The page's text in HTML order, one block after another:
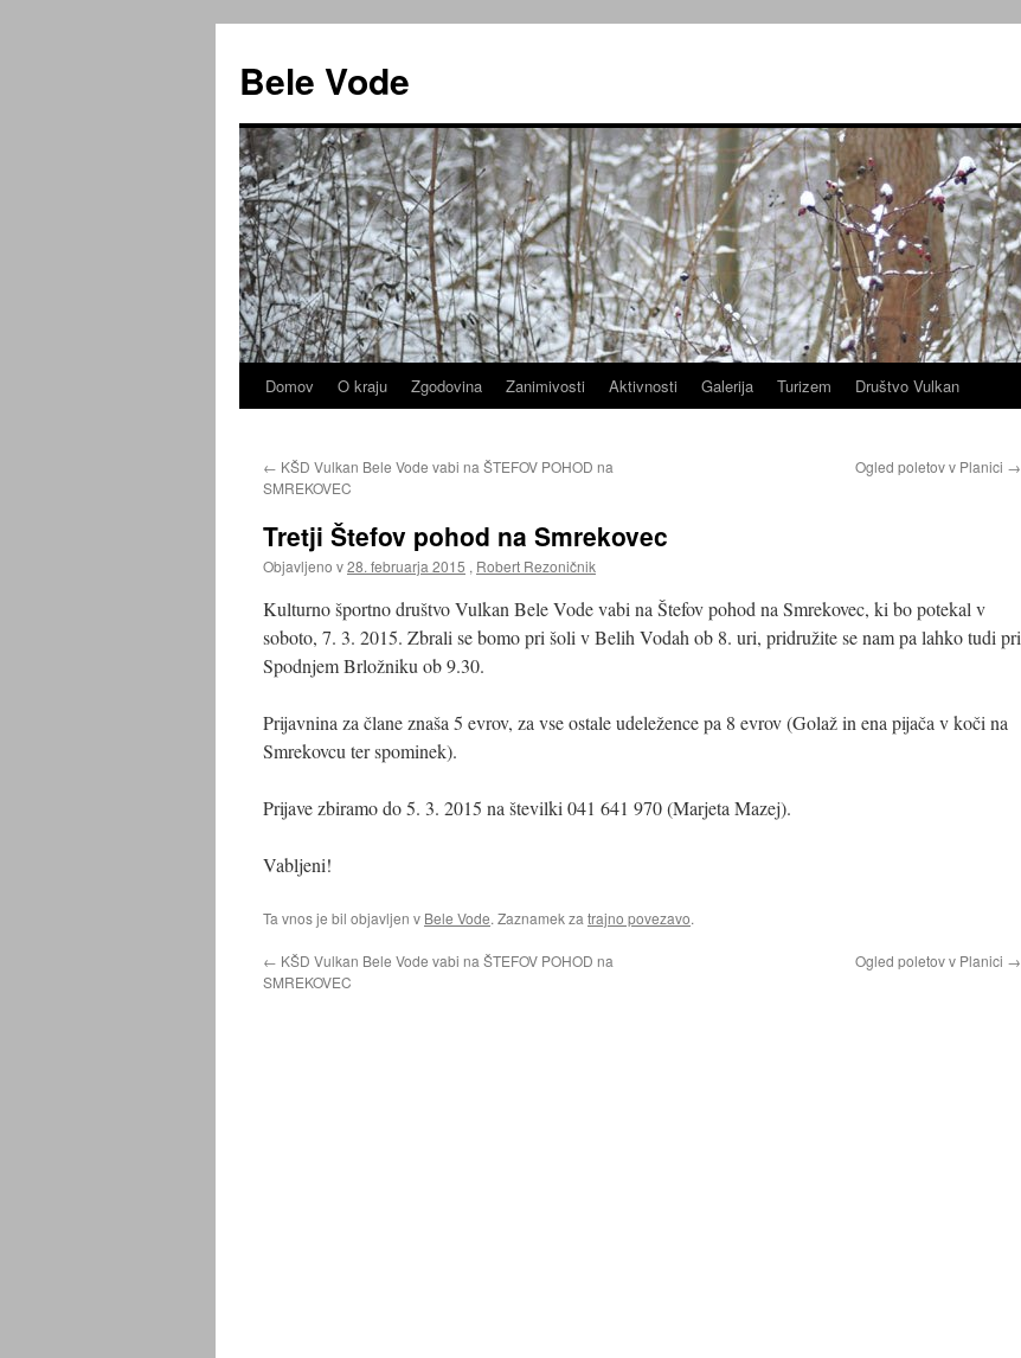
vsebino
Bele Vode
Domov O kraju Zgodovina Zanimivosti Aktivnosti Galerija Turizem Društvo Vulkan
← KŠD Vulkan Bele Vode vabi na ŠTEFOV POHOD na
SMREKOVEC
Ogled poletov v Planici →
Tretji Štefov pohod na Smrekovec
Objavljeno v28. februarja 2015 , Robert Rezoničnik
Kulturno športno društvo Vulkan Bele Vode vabi na Štefov pohod na Smrekovec, ki bo potekal v
soboto, 7. 3. 2015. Zbrali se bomo pri šoli v Belih Vodah ob 8. uri, pridružite se nam pa lahko tudi pri
Spodnjem Brložniku ob 9.30.
Prijavnina za člane znaša 5 evrov, za vse ostale udeležence pa 8 evrov (Golaž in ena pijača v koči na
Smrekovcu ter spominek).
Prijave zbiramo do 5. 3. 2015 na številki 041 641 970 (Marjeta Mazej).
Vabljeni!
Ta vnos je bil objavljen v Bele Vode. Zaznamek za trajno povezavo.
← KŠD Vulkan Bele Vode vabi na ŠTEFOV POHOD na
SMREKOVEC
Ogled poletov v Planici →